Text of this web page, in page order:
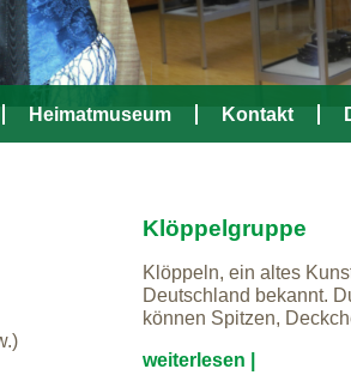
Heimatmuseum Kontakt
Klöppelgruppe
Klöppeln, ein altes
Deutschland bekannt.
können Spitzen,
weiterlesen |